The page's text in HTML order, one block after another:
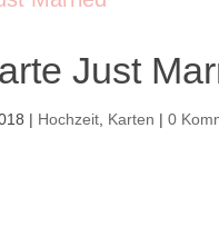
Just
| Hochzeit Karten |0